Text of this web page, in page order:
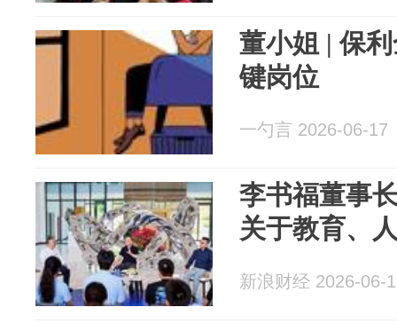
董小姐 | 保
键岗位
一勺言 2026-06-17
李书福董事
关于教育、
新浪财经 2026-06-